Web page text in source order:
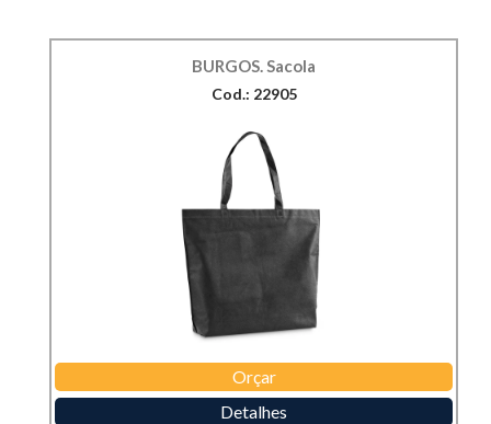
BURGOS. Sacola
Cod.: 22905
Orçar
Detalhes